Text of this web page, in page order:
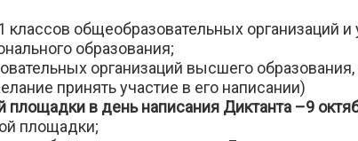
общеобразовательных организаций
образования;
организаций высшего образования,
принять участие в его написании)
площадки в день написания Диктанта –9
площадки;